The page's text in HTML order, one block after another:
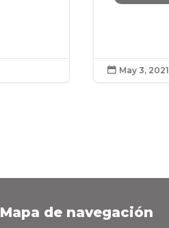
 May 3, 2021
Mapa de navegación